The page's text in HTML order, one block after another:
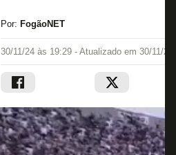
Por: FogãoNET
30/11/24 às 19:29 - Atualizado em 30/11/24